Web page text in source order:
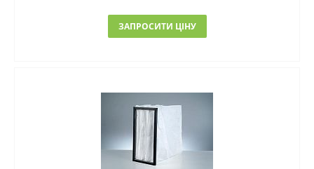
ЗАПРОСИТИ ЦІНУ